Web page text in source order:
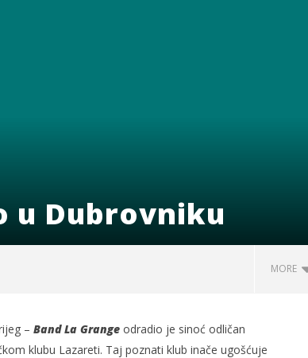
u Dubrovniku
MORE
– Band La Grangeodradio je sinoć odličan
klubu Lazareti. Taj poznati klub inače ugošćuje